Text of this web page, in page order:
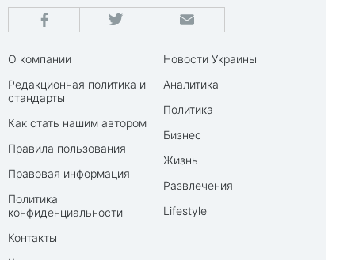
О компании
Редакционная политика и
стандарты
Как стать нашим автором
Правила пользования
Правовая информация
Политика
конфиденциальности
Контакты
Новости Украины
Аналитика
Политика
Бизнес
Жизнь
Развлечения
Lifestyle